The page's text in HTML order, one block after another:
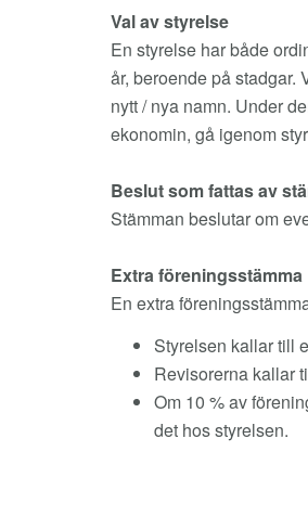
Val av styrelse
En styrelse har både
år, beroende på stadgar.
nytt / nya namn. Under
ekonomin, gå igenom
Beslut som fattas av
Stämman beslutar om
Extra föreningsstämma
En extra
Styrelsen kallar till
Revisorerna kallar
Om 10 % av
det hos styrelsen.